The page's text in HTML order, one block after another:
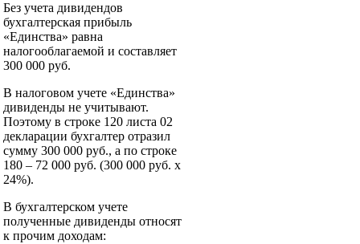
Без учета дивидендов
бухгалтерская прибыль
«Единства» равна
налогооблагаемой и составляет
300 000 руб.
В налоговом учете «Единства»
дивиденды не учитывают.
Поэтому в строке 120 листа 02
декларации бухгалтер отразил
сумму 300 000 руб., а по строке
180 – 72 000 руб. (300 000 руб. x
24%).
В бухгалтерском учете
полученные дивиденды относят
к прочим доходам: